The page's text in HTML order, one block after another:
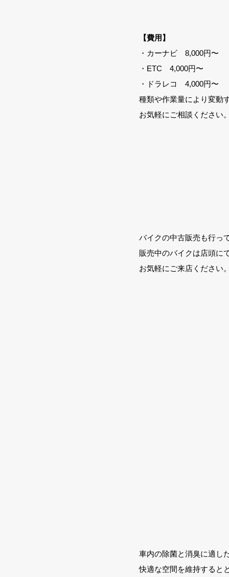
【費用】
・カーナビ 8,000円〜
・ ETC 4,000円〜
・
ドラレコ 4,000円〜
種類や作業量により変動
お気軽にご相談ください
バイクの中古販売も行っ
販売中のバイクは店頭に
お気軽にご来店ください
車内の除菌と消臭に適し
快適な空間を維持すると